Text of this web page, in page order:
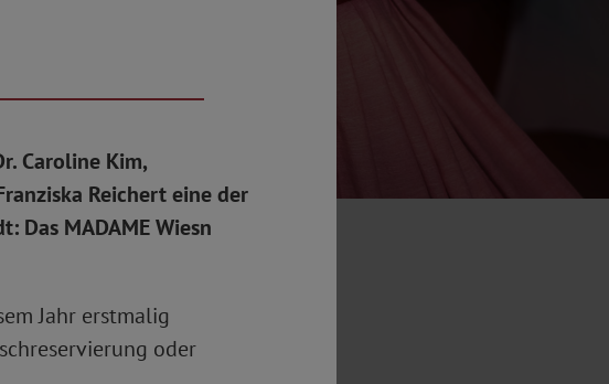
Caroline Kim,
Reichert eine der
Das MADAME Wiesn
Jahr erstmalig
oder